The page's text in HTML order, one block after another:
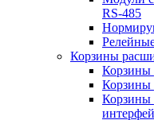
RS-485
Корзины
Корзины
Корзины
Корзины